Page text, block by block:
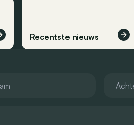
Recentste nieuws